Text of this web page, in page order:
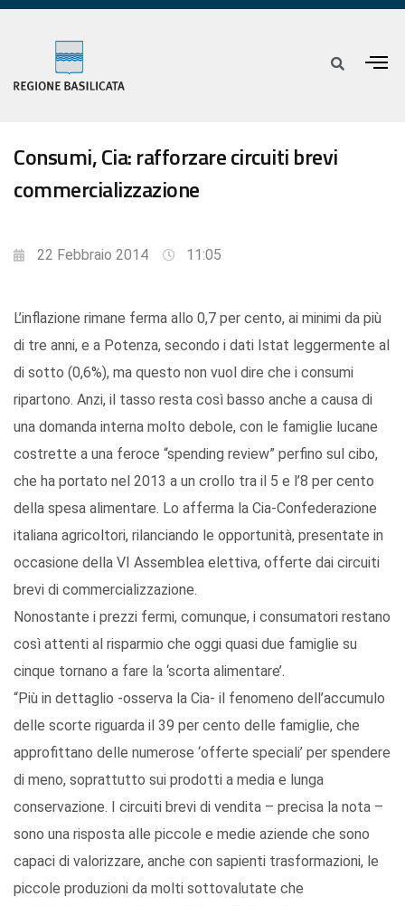
Consumi, Cia: rafforzare circuiti brevi
commercializzazione
22 Febbraio 2014 11:05
L’inflazione rimane ferma allo 0,7 per cento, ai minimi da più
di tre anni, e a Potenza, secondo i dati Istat leggermente al
di sotto (0,6%), ma questo non vuol dire che i consumi
ripartono. Anzi, il tasso resta così basso anche a causa di
una domanda interna molto debole, con le famiglie lucane
costrette a una feroce “spending review” perfino sul cibo,
che ha portato nel 2013 a un crollo tra il 5 e l’8 per cento
della spesa alimentare. Lo afferma la Cia-Confederazione
italiana agricoltori, rilanciando le opportunità, presentate in
occasione della VI Assemblea elettiva, offerte dai circuiti
brevi di commercializzazione.
Nonostante i prezzi fermi, comunque, i consumatori restano
così attenti al risparmio che oggi quasi due famiglie su
cinque tornano a fare la ‘scorta alimentare’.
“Più in dettaglio -osserva la Cia- il fenomeno dell’accumulo
delle scorte riguarda il 39 per cento delle famiglie, che
approfittano delle numerose ‘offerte speciali’ per spendere
di meno, soprattutto sui prodotti a media e lunga
conservazione. I circuiti brevi di vendita – precisa la nota –
sono una risposta alle piccole e medie aziende che sono
capaci di valorizzare, anche con sapienti trasformazioni, le
piccole produzioni da molti sottovalutate che